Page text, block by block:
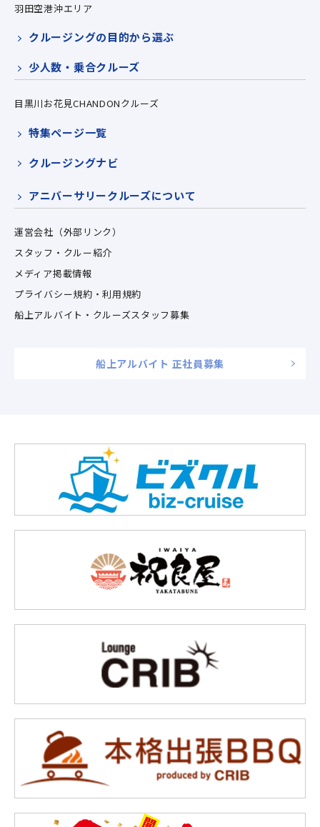
羽田空港沖エリア
クルージングの目的から選ぶ
少人数・乗合クルーズ
目黒川お花見CHANDONクルーズ
特集ページ一覧
クルージングナビ
アニバーサリークルーズについて
運営会社（外部リンク）
スタッフ・クルー紹介
メディア掲載情報
プライバシー規約・利用規約
船上アルバイト・クルーズスタッフ募集
船上アルバイト 正社員募集